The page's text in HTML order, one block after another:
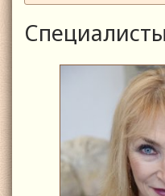
Специалисты